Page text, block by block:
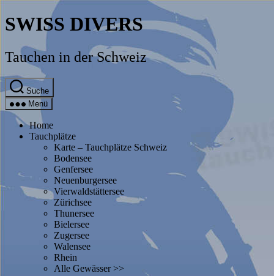
Direkt
zum
wechseln
SWISS DIVERS
Tauchen in der Schweiz
Suche
Menü
Home
Tauchplätze
Karte – Tauchplätze Schweiz
Bodensee
Genfersee
Neuenburgersee
Vierwaldstättersee
Zürichsee
Thunersee
Bielersee
Zugersee
Walensee
Rhein
Alle Gewässer >>